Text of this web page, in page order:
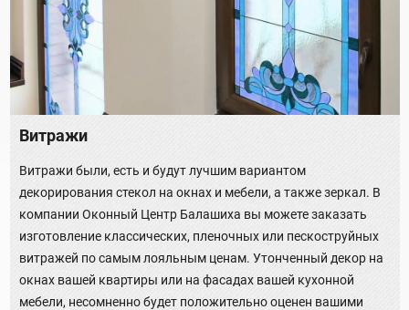
Витражи
Витражи были, есть и будут лучшим вариантом
декорирования стекол на окнах и мебели, а также зеркал. В
компании Оконный Центр Балашиха вы можете заказать
изготовление классических, пленочных или пескоструйных
витражей по самым лояльным ценам. Утонченный декор на
окнах вашей квартиры или на фасадах вашей кухонной
мебели, несомненно будет положительно оценен вашими